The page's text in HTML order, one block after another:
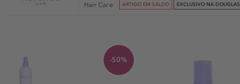
Hair Care ARTIGO EM SALDO EXCLUSIVO NA DOUGLAS
-50%